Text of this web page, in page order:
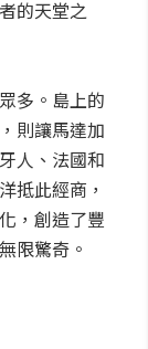
的天堂之
多。島上的
則讓馬達加
人、法國和
抵此經商，
，創造了豐
限驚奇。